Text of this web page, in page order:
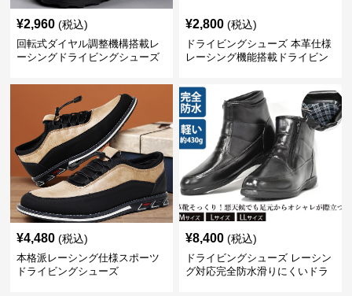
¥2,960 (税込)
回転式ダイヤル調整機構搭載レ
ーシングドライビングシューズ
¥2,800 (税込)
ドライビングシューズ 本革仕様
レーシング機能搭載ドライビン
¥4,480 (税込)
本格派レーシング仕様スポーツ
ドライビングシューズ
¥8,400 (税込)
ドライビングシューズ レーシン
グ対応完全防水滑りにくいドラ